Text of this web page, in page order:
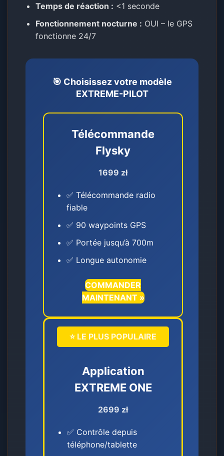
Temps de réaction : <1 seconde
Fonctionnement nocturne : OUI – le GPS
fonctionne 24/7
🎯 Choisissez votre modèle
EXTREME-PILOT
Télécommande
Flysky
1699 zł
✅ Télécommande radio
fiable
✅ 90 waypoints GPS
✅ Portée jusqu’à 700m
✅ Longue autonomie
COMMANDER
MAINTENANT »
⭐ LE PLUS POPULAIRE
Application
EXTREME ONE
2699 zł
✅ Contrôle depuis
téléphone/tablette